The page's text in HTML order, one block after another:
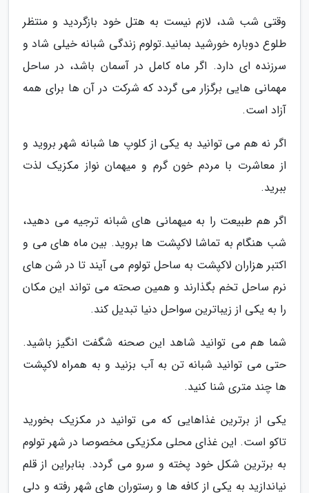
وقتی شب شد، لازم نیست به هتل خود بازگردید و منتظر
طلوع دوباره خورشید بمانید.تولوم زندگی شبانه خیلی شاد و
سرزنده ای دارد. اگر ماه کامل در آسمان باشد، در ساحل
مهمانی هایی برگزار می گردد که شرکت در آن ها برای همه
آزاد است.
اگر نه هم می توانید به یکی از کلوپ ها شبانه شهر بروید و
از معاشرت با مردم خون گرم و میهمان نواز مکزیک لذت
ببرید.
اگر هم طبیعت را به میهمانی های شبانه ترجیه می دهید،
شب هنگام به تماشا لاکپشت ها بروید. بین ماه های می و
اکتبر هزاران لاکپشت به ساحل تولوم می آیند تا در شن های
نرم ساحل تخم بگذارند و همین صحته می تواند این مکان
را به یکی از زیباترین سواحل دنیا تبدیل کند.
شما هم می توانید شاهد این صحنه شگفت انگیز باشید.
حتی می توانید شبانه تن به آب بزنید و به همراه لاکپشت
ها چند متری شنا کنید.
یکی از برترین غذاهایی که می توانید در مکزیک بخورید
تاکو است. این غذای محلی مکزیکی مخصوصا در شهر تولوم
به برترین شکل خود پخته و سرو می گردد. بنابراین از قلم
نیاندازید به یکی از کافه ها و رستوران های شهر رفته و دلی